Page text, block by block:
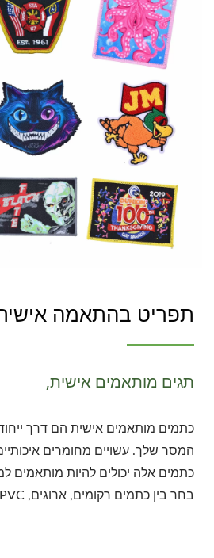
תפריט בהתאמה
תגים מותאמים אישית,
כתמים מותאמים אישית הם דרך
המסר שלך. עשויים מחומרים
כתמים אלה יכולים להיות מותאמים
בחר בין כתמים רקומים, ארוגים, PVC או סובלימציה.